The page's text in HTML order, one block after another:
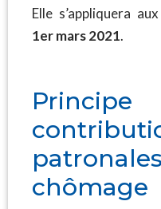
Elle s’appliquera
1er mars 2021.
chômage